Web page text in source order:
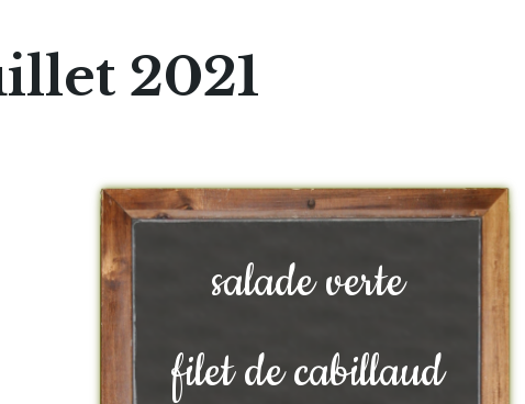
2021
salade verte
filet de cabillaud